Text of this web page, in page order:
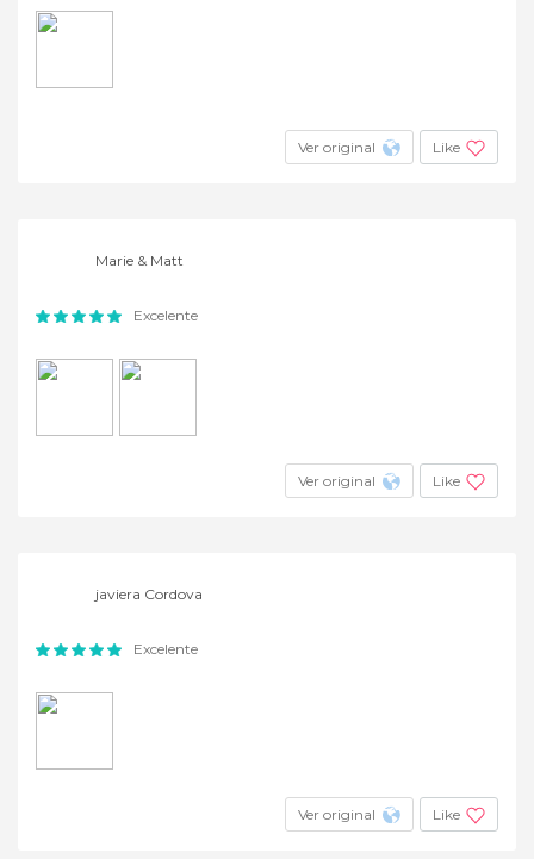
Ver original Like
Marie & Matt
Excelente
Ver original Like
javiera Cordova
Excelente
Ver original Like